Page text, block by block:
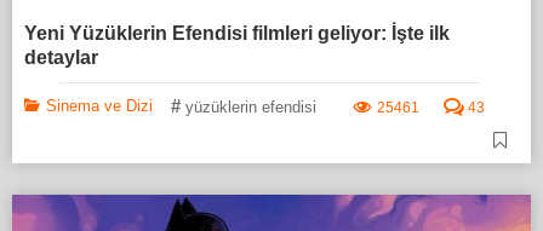
Yeni Yüzüklerin Efendisi filmleri geliyor: İşte ilk
detaylar
Sinema ve Dizi # yüzüklerin efendisi 25461 43